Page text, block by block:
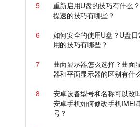
5
重新启用U盘的技巧有什么
提速的技巧有哪些？
6
如何安全的使用U盘？U盘日
用的技巧有哪些？
7
曲面显示器怎么选择？曲面
器和平面显示器的区别有什
8
安卓设备型号和名称可以改
安卓手机如何修改手机IMEI
号？